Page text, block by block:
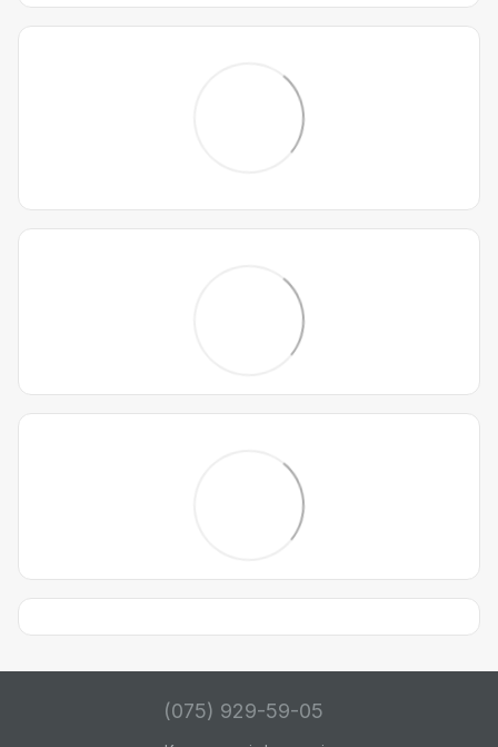
(075) 929-59-05